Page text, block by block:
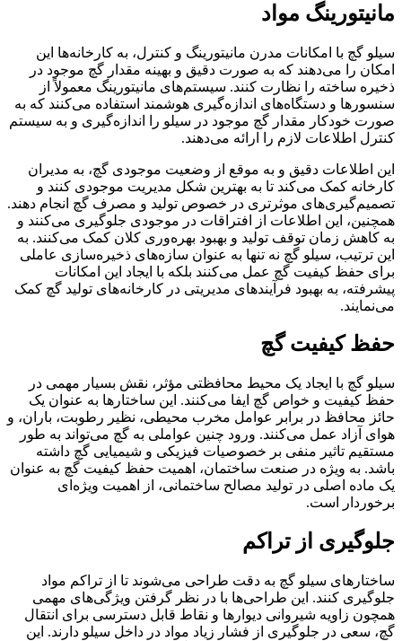
مانیتورینگ مواد
سیلو گچ با امکانات مدرن مانیتورینگ و کنترل، به کارخانه‌ها این
امکان را می‌دهند که به صورت دقیق و بهینه مقدار گچ موجود در
ذخیره ساخته را نظارت کنند. سیستم‌های مانیتورینگ معمولاً از
سنسورها و دستگاه‌های اندازه‌گیری هوشمند استفاده می‌کنند که به
صورت خودکار مقدار گچ موجود در سیلو را اندازه‌گیری و به سیستم
کنترل اطلاعات لازم را ارائه می‌دهند.
این اطلاعات دقیق و به موقع از وضعیت موجودی گچ، به مدیران
کارخانه کمک می‌کند تا به بهترین شکل مدیریت موجودی کنند و
تصمیم‌گیری‌های موثرتری در خصوص تولید و مصرف گچ انجام دهند.
همچنین، این اطلاعات از افتراقات در موجودی جلوگیری می‌کنند و
به کاهش زمان توقف تولید و بهبود بهره‌وری کلان کمک می‌کنند. به
این ترتیب، سیلو گچ نه تنها به عنوان سازه‌های ذخیره‌سازی عاملی
برای حفظ کیفیت گچ عمل می‌کنند بلکه با ایجاد این امکانات
پیشرفته، به بهبود فرآیندهای مدیریتی در کارخانه‌های تولید گچ کمک
می‌نمایند.
حفظ کیفیت گچ
سیلو گچ با ایجاد یک محیط محافظتی مؤثر، نقش بسیار مهمی در
حفظ کیفیت و خواص گچ ایفا می‌کنند. این ساختارها به عنوان یک
حائز محافظ در برابر عوامل مخرب محیطی، نظیر رطوبت، باران، و
هوای آزاد عمل می‌کنند. ورود چنین عواملی به گچ می‌تواند به طور
مستقیم تاثیر منفی بر خصوصیات فیزیکی و شیمیایی گچ داشته
باشد. به ویژه در صنعت ساختمان، اهمیت حفظ کیفیت گچ به عنوان
یک ماده اصلی در تولید مصالح ساختمانی، از اهمیت ویژه‌ای
برخوردار است.
جلوگیری از تراکم
ساختارهای سیلو گچ به دقت طراحی می‌شوند تا از تراکم مواد
جلوگیری کنند. این طراحی‌ها با در نظر گرفتن ویژگی‌های مهمی
همچون زاویه شیروانی دیوارها و نقاط قابل دسترسی برای انتقال
گچ، سعی در جلوگیری از فشار زیاد مواد در داخل سیلو دارند. این